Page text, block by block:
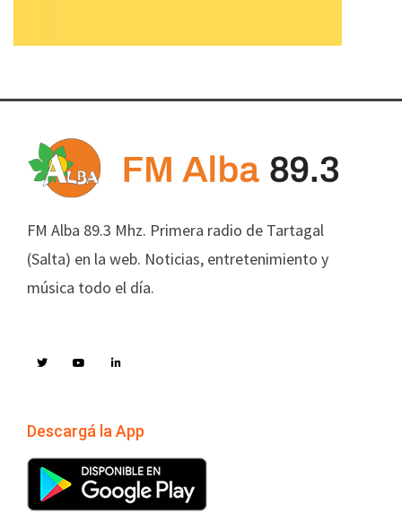
FM Alba 89.3 Mhz. Primera radio de Tartagal
(Salta) en la web. Noticias, entretenimiento y
música todo el día.
Descargá la App